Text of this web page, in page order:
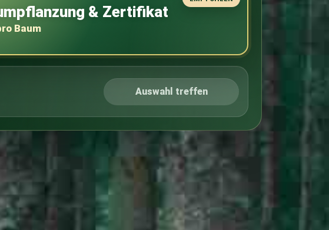
& Zertifikat
Baum
Auswahl treffen